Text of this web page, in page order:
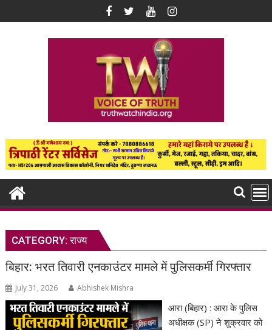
to
CATEGORY:राज्य
बिहार: भरत तिवारी एनकाउंटर मामले में पुलिसकर्मी गिरफ्तार
July 31, 2026 Abhishek Mishra
आरा (बिहार) : आरा के पुलिस
अधीक्षक (SP) ने शुक्रवार को